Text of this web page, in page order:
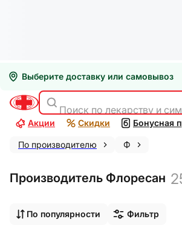
Выберите доставку или самовывоз
Поиск по лекарству и
Акции Скидки Бонусная
По производителю Ф
Производитель Флоресан
По популярности Фильтр